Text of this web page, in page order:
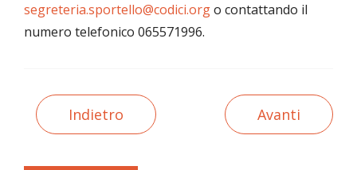
segreteria.sportello@codici.orgo contattando il
numero telefonico 065571996.
Indietro Avanti